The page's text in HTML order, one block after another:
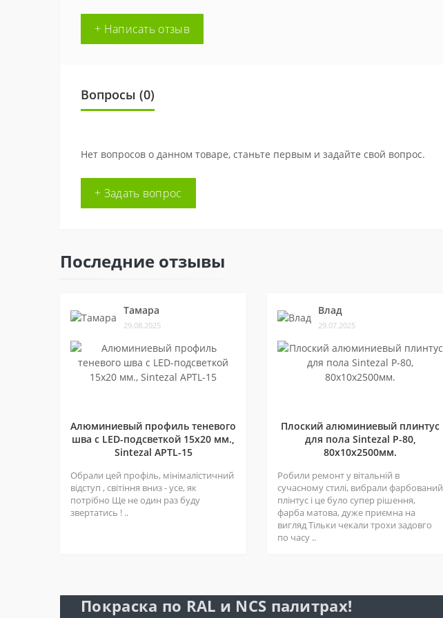
+ Написать отзыв
Вопросы (0)
Нет вопросов о данном товаре, станьте первым и задайте свой вопрос.
+ Задать вопрос
Последние отзывы
Тамара
29.08.2025
Алюминиевый профиль теневого
шва c LED-подсветкой 15х20 мм.,
Sintezal APTL-15
Обрали цей профіль, мінімалістичний
відступ , світіння вниз - усе, як
потрібно Ще не один раз буду
звертатись ! ..
Влад
29.07.2025
Плоский алюминиевый плинтус
для пола Sintezal P-80,
80х10х2500мм.
Робили ремонт у вітальній в
сучасному стилі, вибрали фарбований
плінтус і це було супер рішення,
фарба матова, дуже приємна на
вигляд Тільки чекали трохи задовго
по часу ..
Покраска по RAL и NCS палитрах!